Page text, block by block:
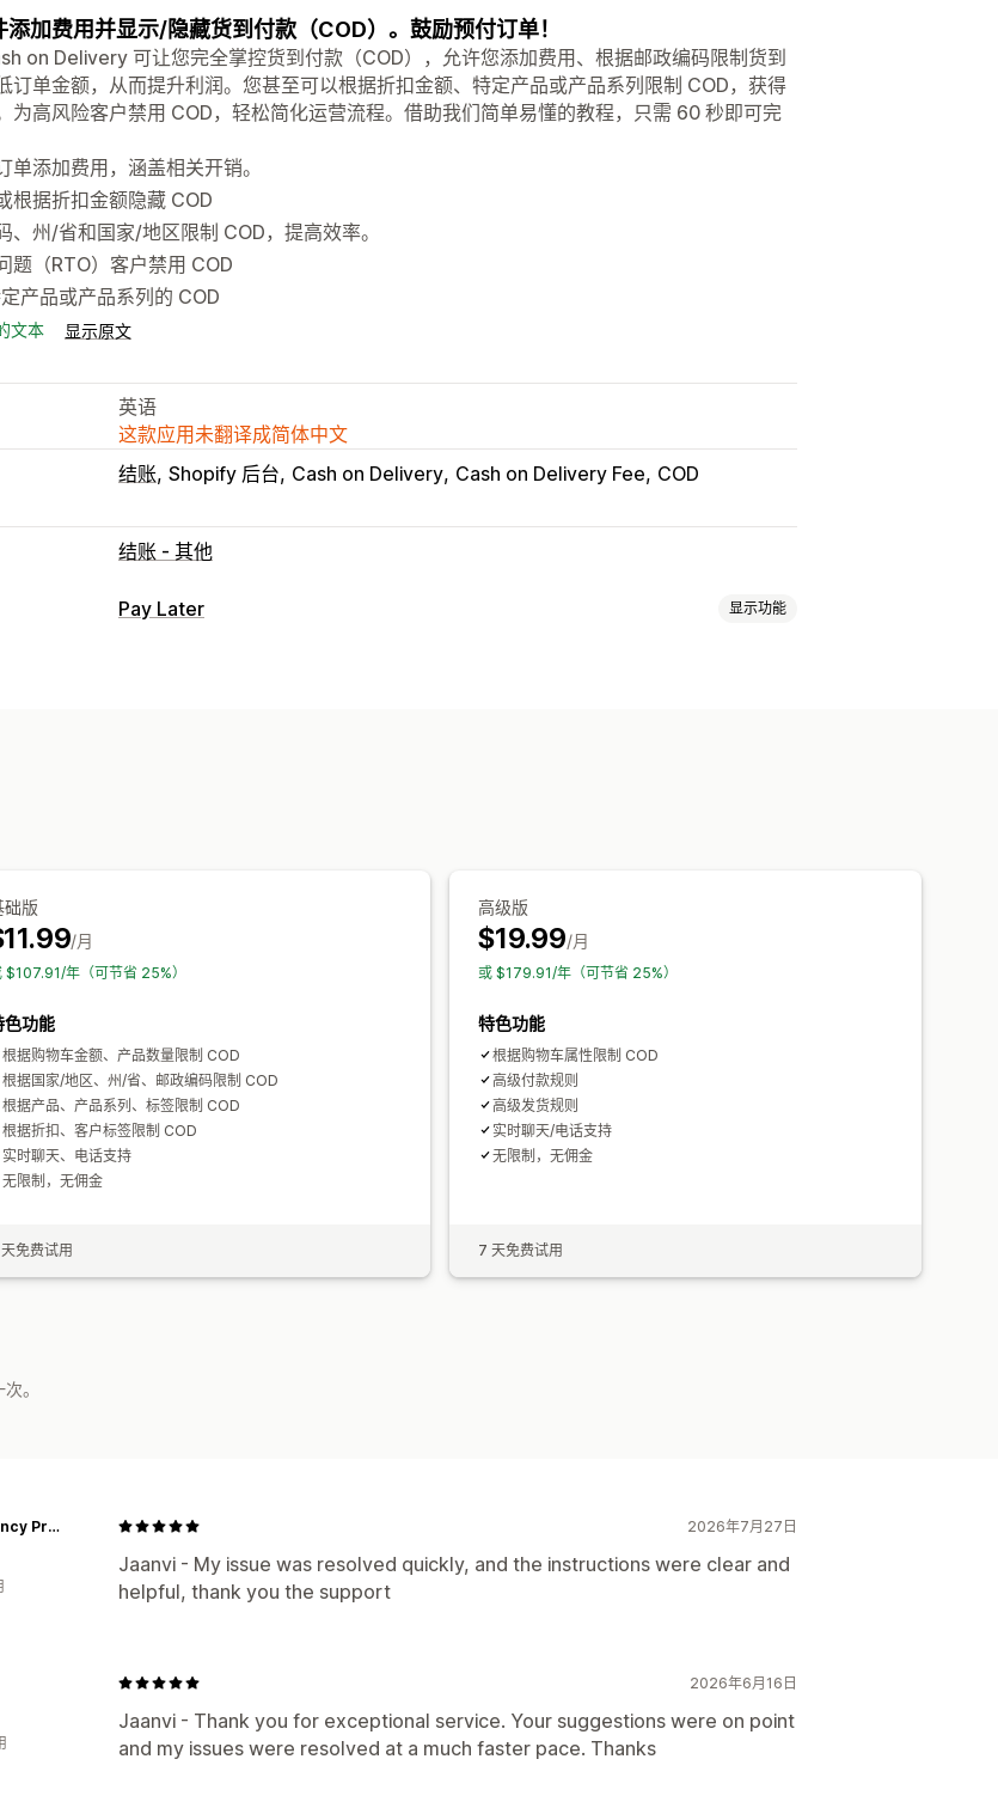
加费用并显示/隐藏货到付款（COD）。鼓励预付订单！
on Delivery 可让您完全掌控货到付款（COD），允许您添加费用、根据邮政编码限制货到
订单金额，从而提升利润。您甚至可以根据折扣金额、特定产品或产品系列限制 COD，获得
为高风险客户禁用 COD，轻松简化运营流程。借助我们简单易懂的教程，只需 60 秒即可完
单添加费用，涵盖相关开销。
根据折扣金额隐藏 COD
、州/省和国家/地区限制 COD，提高效率。
题（RTO）客户禁用 COD
产品或产品系列的 COD
文本 显示原文
英语
这款应用未翻译成简体中文
结账 Shopify 后台 Cash on Delivery Cash on Delivery Fee COD
结账 - 其他
Pay Later 显示功能
础版
/月
$107.91/年（可节省 25%）
色功能
根据购物车金额、产品数量限制 COD
根据国家/地区、州/省、邮政编码限制 COD
根据产品、产品系列、标签限制 COD
根据折扣、客户标签限制 COD
实时聊天、电话支持
无限制，无佣金
免费试用
高级版
$19.99/月
或 $179.91/年（可节省 25%）
特色功能
根据购物车属性限制 COD
高级付款规则
高级发货规则
实时聊天/电话支持
无限制，无佣金
7 天免费试用
。
2026年7月27日
Jaanvi - My issue was resolved quickly, and the instructions were clear and
helpful, thank you the support
Giri Trading Agency Private Limited
2026年6月16日
Jaanvi - Thank you for exceptional service. Your suggestions were on point
and my issues were resolved at a much faster pace. Thanks